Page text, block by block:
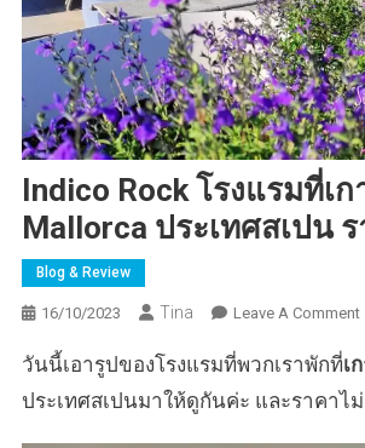
Indico Rock โรงแรมที่เก
Mallorca ประเทศสเปน
Blog & Review
16/10/2023 Tina Leave A Comment
วันนี้เอารูปของโรงแรมที่พวกเราพักที่เ
ประเทศสเปนมาให้ดูกันค่ะ และราคาไ